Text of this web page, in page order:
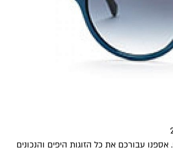
עבורכם את כל הזוגות היפים והנכונים